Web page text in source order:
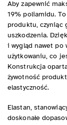
Aby zapewnić
19% poliamidu.
produktu, czyniąc
uszkodzenia.
i wygląd nawet po
użytkowaniu, co
Konstrukcja
żywotność
elastyczność.
Elastan,
doskonałe